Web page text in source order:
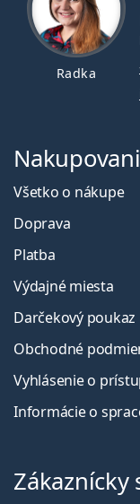
Radka
Všetko o nákupe
Doprava
Platba
Výdajné miesta
Darčekový poukaz
Obchodné
Vyhlásenie o
Informácie o
Zákaznícky